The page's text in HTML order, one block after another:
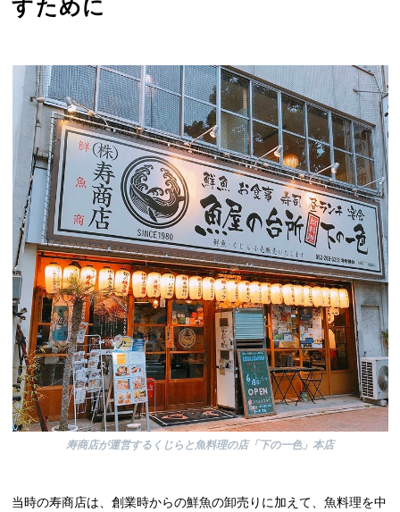
すために
寿商店が運営するくじらと魚料理の店「下の一色」本店
当時の寿商店は、創業時からの鮮魚の卸売りに加えて、魚料理を中